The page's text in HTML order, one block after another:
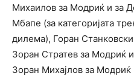
Михаилов за Модриќ и за
Мбапе (за категоријата
дилема), Горан
Зоран Стратев за Модриќ
Зоран Михајлов за Модриќ